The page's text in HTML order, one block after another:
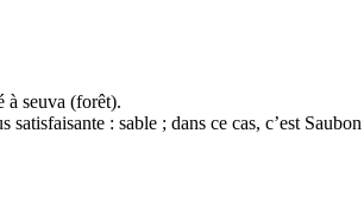
à seuva (forêt).
satisfaisante : sable ; dans ce cas, c’est